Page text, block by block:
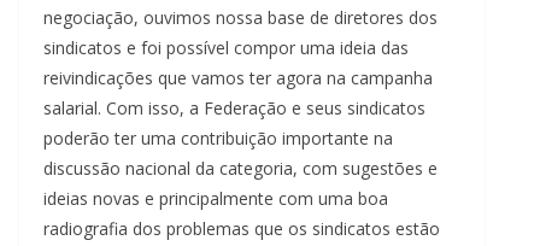
negociação, ouvimos nossa base de diretores dos
sindicatos e foi possível compor uma ideia das
reivindicações que vamos ter agora na campanha
salarial. Com isso, a Federação e seus sindicatos
poderão ter uma contribuição importante na
discussão nacional da categoria, com sugestões e
ideias novas e principalmente com uma boa
radiografia dos problemas que os sindicatos estão